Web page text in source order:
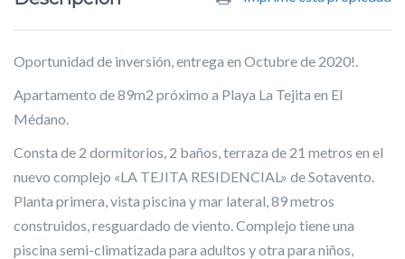
Oportunidad de inversión, entrega en Octubre de 2020!.
Apartamento de 89m2 próximo a Playa La Tejita en El
Médano.
Consta de 2 dormitorios, 2 baños, terraza de 21 metros en el
nuevo complejo «LA TEJITA RESIDENCIAL» de Sotavento.
Planta primera, vista piscina y mar lateral, 89 metros
construidos, resguardado de viento. Complejo tiene una
piscina semi-climatizada para adultos y otra para niños,